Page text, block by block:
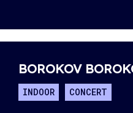
BOROKOV
INDOOR CONCERT